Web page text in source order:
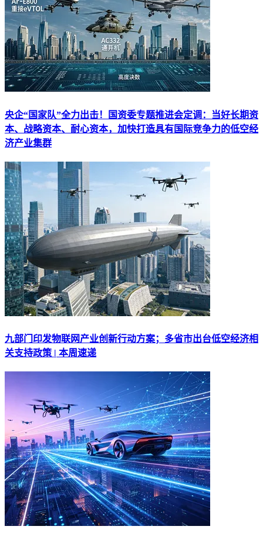
央企“国家队”全力出击！国资委专题推进会定调：当好长期资
本、战略资本、耐心资本，加快打造具有国际竞争力的低空经
济产业集群
九部门印发物联网产业创新行动方案；多省市出台低空经济相
关支持政策 | 本周速递